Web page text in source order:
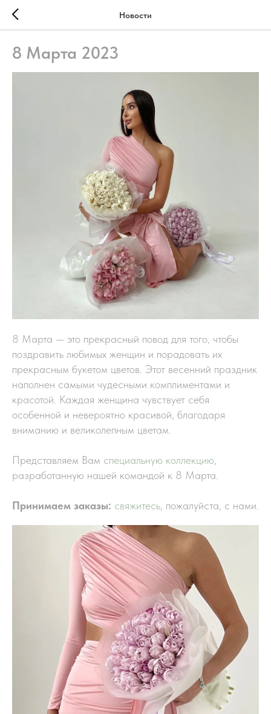
Новости
8 Марта 2023
8 Марта — это прекрасный повод для того, чтобы
поздравить любимых женщин и порадовать их
прекрасным букетом цветов. Этот весенний праздник
наполнен самыми чудесными комплиментами и
красотой. Каждая женщина чувствует себя
особенной и невероятно красивой, благодаря
вниманию и великолепным цветам.
Представляем Вам специальную коллекцию
разработанную нашей командой к 8 Марта.
Принимаем заказы: свяжитесь , пожалуйста, с нами.